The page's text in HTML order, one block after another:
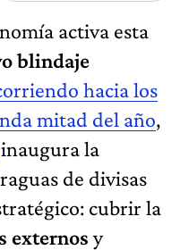
activa esta
blindaje
hacia los
mitad del año,
inaugura la
de divisas
cubrir la
externos y